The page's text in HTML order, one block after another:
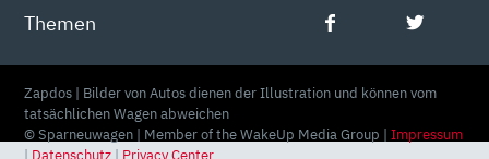
Themen
Zapdos | Bilder von Autos dienen der Illustration und können vom
tatsächlichen Wagen abweichen
© Sparneuwagen | Member of the WakeUp Media Group |Impressum
| Datenschutz | Privacy Center